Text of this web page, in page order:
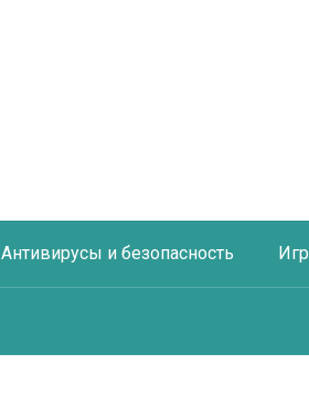
Антивирусы и безопасность